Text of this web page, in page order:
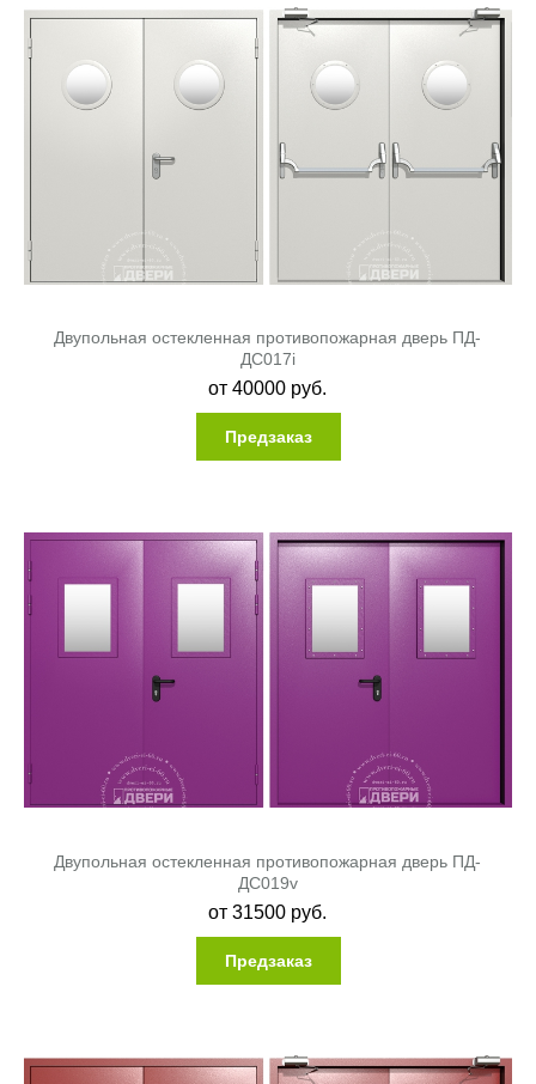
Двупольная остекленная противопожарная дверь ПД-
ДC017i
от40000 руб.
Предзаказ
Двупольная остекленная противопожарная дверь ПД-
ДC019v
от31500 руб.
Предзаказ